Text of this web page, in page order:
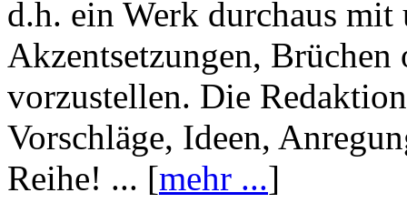
d.h. ein Werk durchaus mit
Akzentsetzungen, Brüchen
vorzustellen. Die
Vorschläge, Ideen,
Reihe! ... [mehr ...]